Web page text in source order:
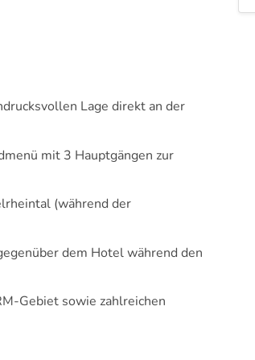
Lage direkt an der
mit 3 Hauptgängen zur
(während der
dem Hotel während den
Gebiet sowie zahlreichen